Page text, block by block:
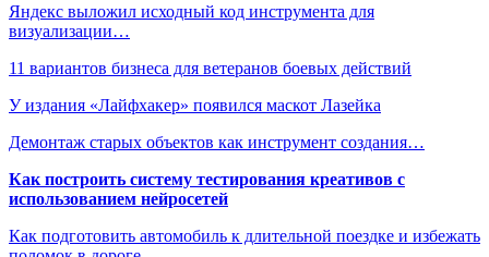
Яндекс выложил исходный код инструмента для
визуализации…
11 вариантов бизнеса для ветеранов боевых действий
У издания «Лайфхакер» появился маскот Лазейка
Демонтаж старых объектов как инструмент создания…
Как построить систему тестирования креативов с
использованием нейросетей
Как подготовить автомобиль к длительной поездке и избежать